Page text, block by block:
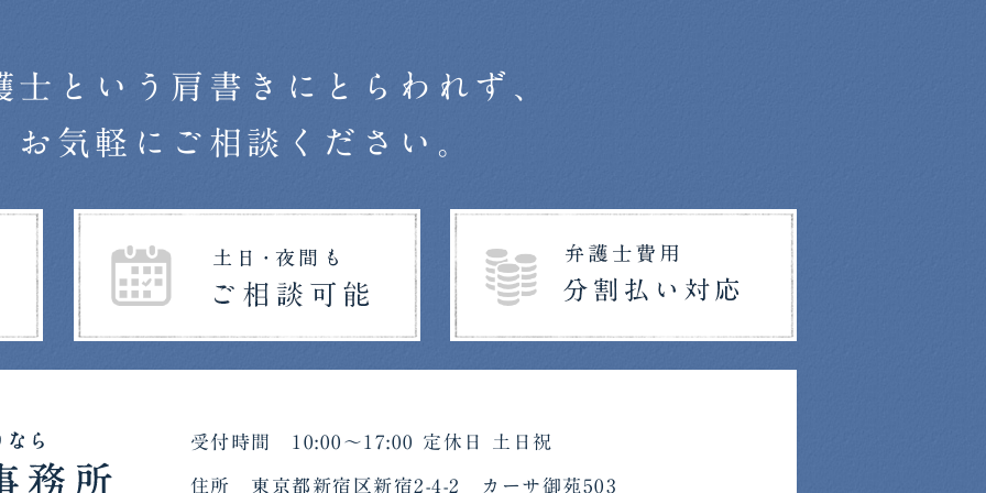
士という肩書きにとらわれず、
お気軽にご相談ください。
受付時間 10:00～17:00 定休日 土日祝
住所 東京都新宿区新宿2-4-2 カーサ御苑503